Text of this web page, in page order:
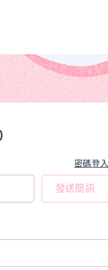
密碼登入
發送簡訊